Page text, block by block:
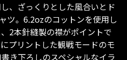
、ざっくりとした風合いとド
ツ。6.2ozのコットンを使用し
2本針縫製の襟がポイントで
プリントした観戦モードのモ
き下ろしのスペシャルなイラ